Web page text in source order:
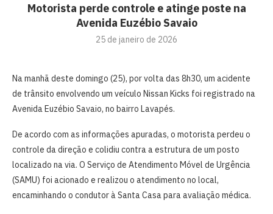
Motorista perde controle e atinge poste na
Avenida Euzébio Savaio
25 de janeiro de 2026
Na manhã deste domingo (25), por volta das 8h30, um acidente
de trânsito envolvendo um veículo Nissan Kicks foi registrado na
Avenida Euzébio Savaio, no bairro Lavapés.
De acordo com as informações apuradas, o motorista perdeu o
controle da direção e colidiu contra a estrutura de um posto
localizado na via. O Serviço de Atendimento Móvel de Urgência
(SAMU) foi acionado e realizou o atendimento no local,
encaminhando o condutor à Santa Casa para avaliação médica.